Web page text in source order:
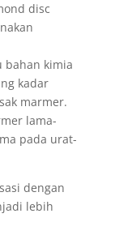
disc
bahan kimia
kadar
marmer.
lama-
pada urat-
dengan
lebih